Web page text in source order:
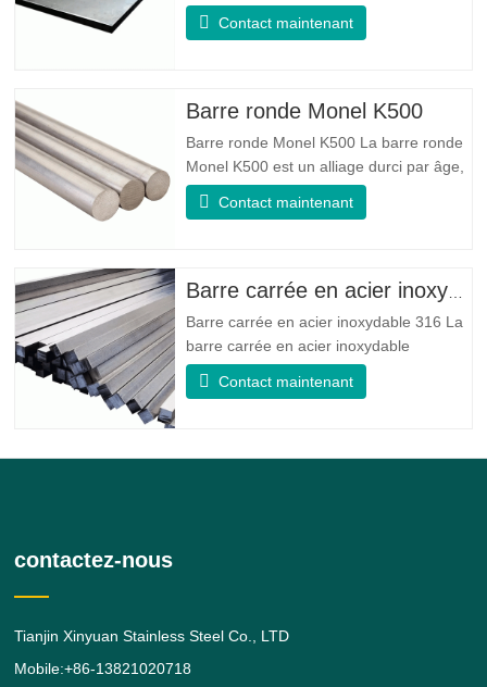
standard de qualité duplex. Il a la
microstructure d'un rapport
stabilité mécanique fiable, de ductilité et
Contact maintenant
Barre ronde Monel K500
Barre ronde Monel K500 La barre ronde
Monel K500 est un alliage durci par âge,
dont la composition de base se compose
d'éléments comme le nickel et le cuivre.
la résistance à la fatigue et la résistance
Contact maintenant
Barre carrée en acier inoxydable 316 La
barre carrée en acier inoxydable
316/316L est une barre en alliage d'acier
inoxydable 316/316L de forme carrée.
Contact maintenant
contactez-nous
Tianjin Xinyuan Stainless Steel Co., LTD
Mobile:+86-13821020718